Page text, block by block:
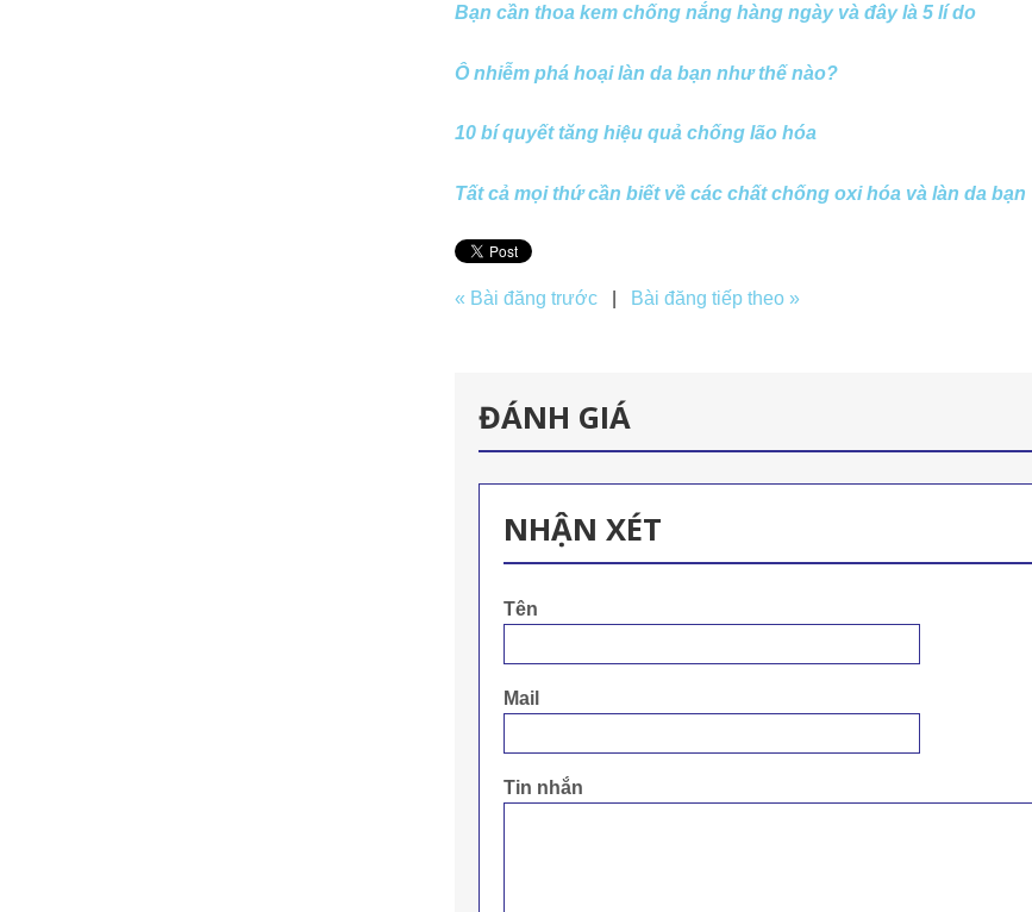
Bạn cần thoa kem chống nắng hàng ngày và đây là 5 lí do
Ô nhiễm phá hoại làn da bạn như thế nào?
10 bí quyết tăng hiệu quả chống lão hóa
Tất cả mọi thứ cần biết về các chất chống oxi hóa và làn da bạn
« Bài đăng trước Bài đăng tiếp theo »
ĐÁNH GIÁ
NHẬN XÉT
Tên
Mail
Tin nhắn